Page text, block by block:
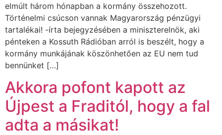
elmúlt három hónapban a kormány összehozott.
Történelmi csúcson vannak Magyarország pénzügyi
tartalékai! -írta bejegyzésében a miniszterelnök, aki
pénteken a Kossuth Rádióban arról is beszélt, hogy a
kormány munkájának köszönhetően az EU nem tud
bennünket […]
Akkora pofont kapott az
Újpest a Fraditól, hogy a fal
adta a másikat!